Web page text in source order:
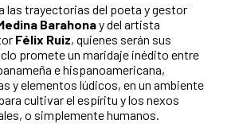
las trayectorias del poeta y gestor
Barahonay del artista
Félix Ruiz, quienes serán sus
promete un maridaje inédito entre
e hispanoamericana,
y elementos lúdicos, en un ambiente
cultivar el espíritu y los nexos
o simplemente humanos.